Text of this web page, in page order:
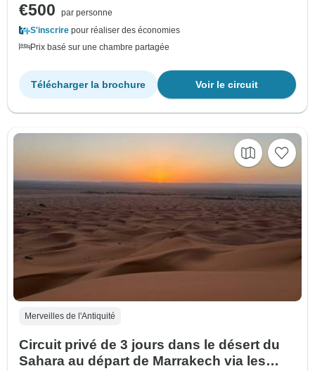
€500
par personne
S'inscrire pour réaliser des économies
Prix basé sur une chambre partagée
Voir le circuit
Télécharger la brochure
Merveilles de l'Antiquité
Circuit privé de 3 jours dans le désert du
Sahara au départ de Marrakech via les